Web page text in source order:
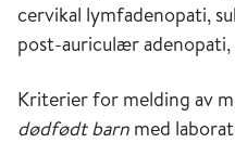
cervikal lymfadenopati,
post-auriculær
Kriterier for melding av
dødfødt barn med